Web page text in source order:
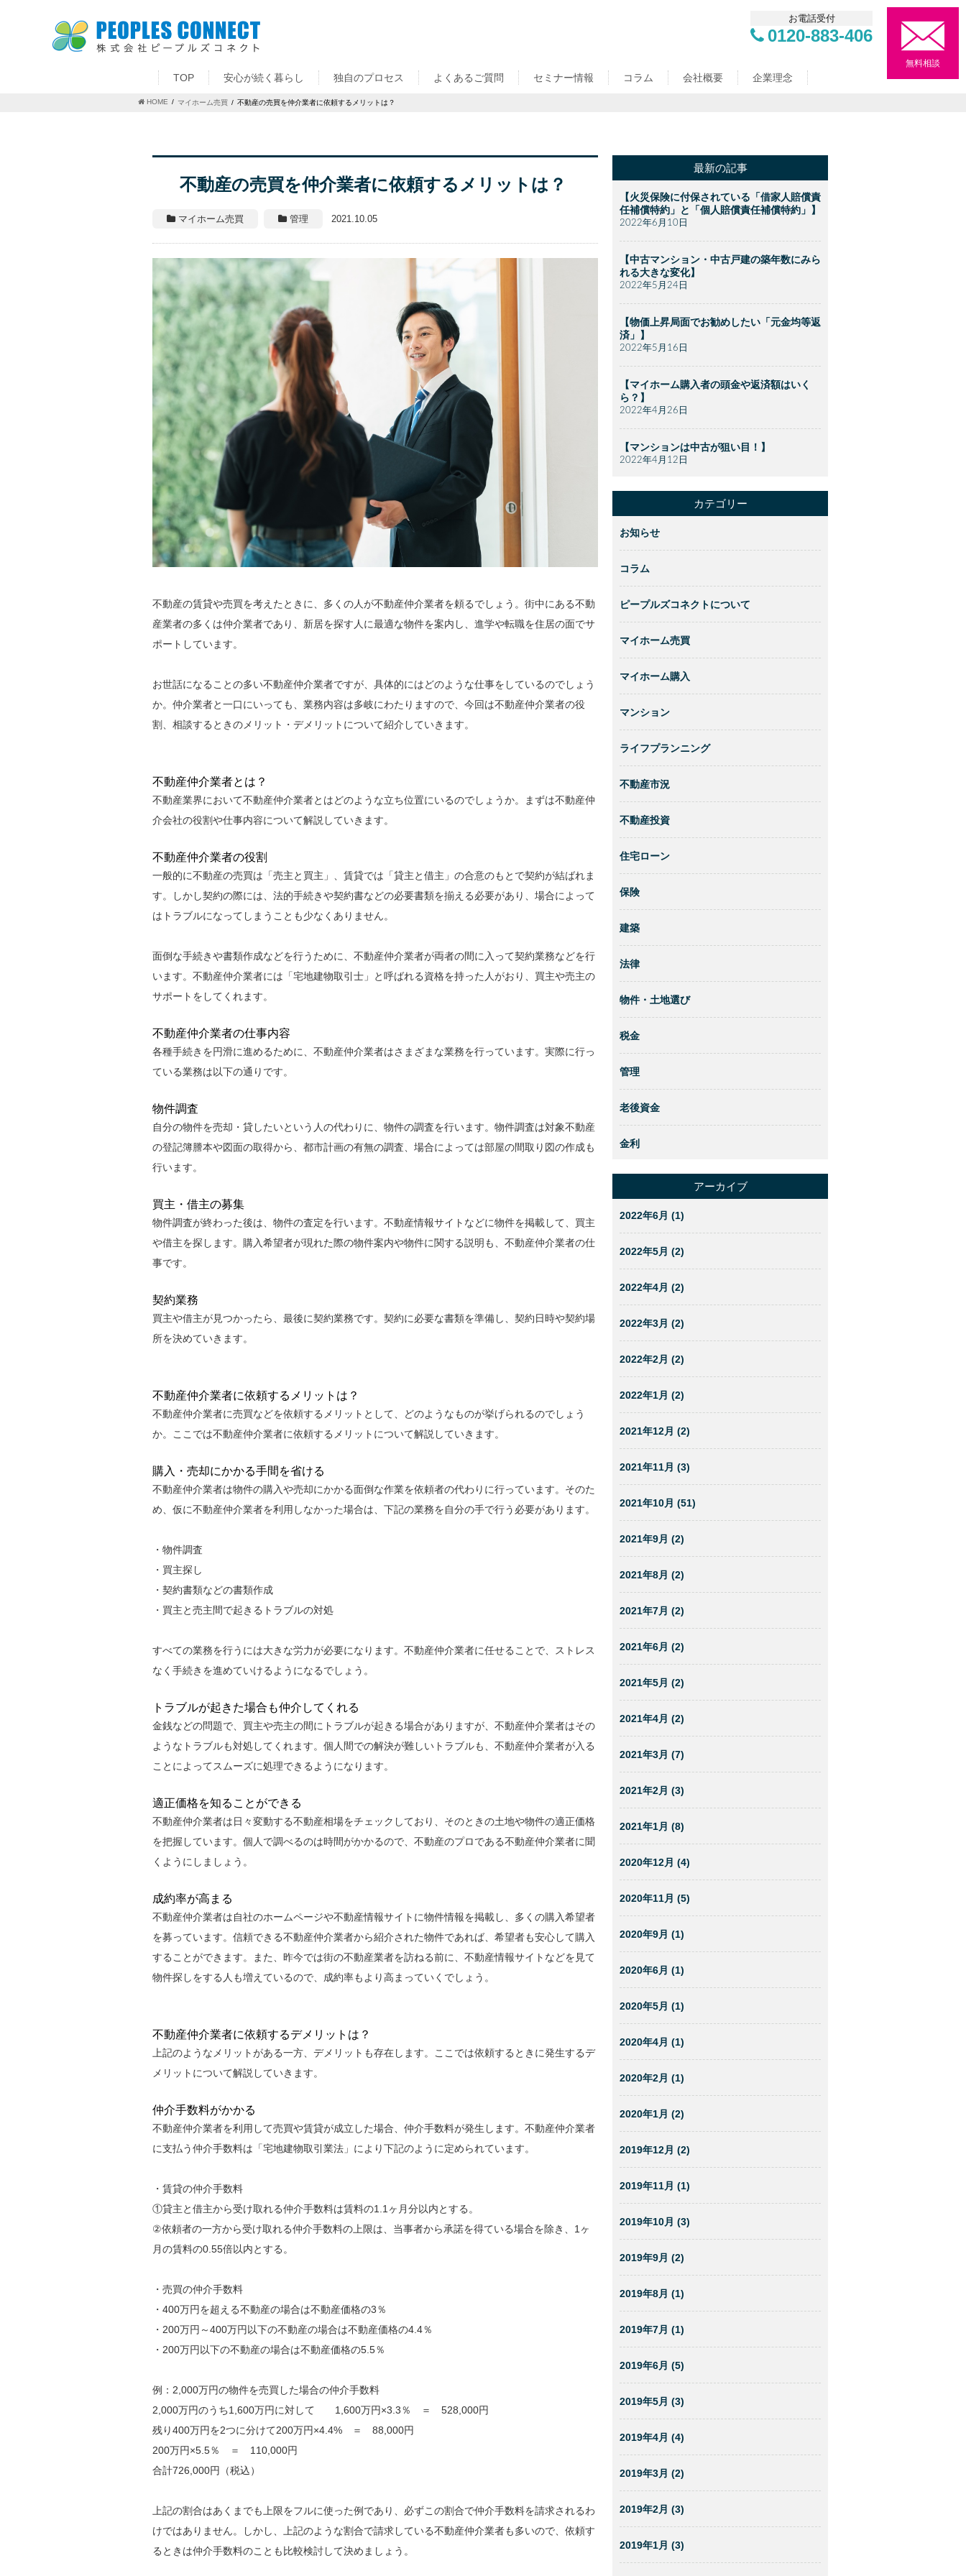
TOP 安心が続く暮らし 独自のプロセス よくあるご質問 セミナー情報 コラム 会社概要 企業理念
お電話受付
0120-883-406
無料相談
HOME マイホーム売買 不動産の売買を仲介業者に依頼するメリットは？
不動産の売買を仲介業者に依頼するメリットは？
マイホーム売買 管理 2021.10.05
不動産の賃貸や売買を考えたときに、多くの人が不動産仲介業者を頼るでしょう。街中にある不動
産業者の多くは仲介業者であり、新居を探す人に最適な物件を案内し、進学や転職を住居の面でサ
ポートしています。
お世話になることの多い不動産仲介業者ですが、具体的にはどのような仕事をしているのでしょう
か。仲介業者と一口にいっても、業務内容は多岐にわたりますので、今回は不動産仲介業者の役
割、相談するときのメリット・デメリットについて紹介していきます。
不動産仲介業者とは？
不動産業界において不動産仲介業者とはどのような立ち位置にいるのでしょうか。まずは不動産仲
介会社の役割や仕事内容について解説していきます。
不動産仲介業者の役割
一般的に不動産の売買は「売主と買主」、賃貸では「貸主と借主」の合意のもとで契約が結ばれま
す。しかし契約の際には、法的手続きや契約書などの必要書類を揃える必要があり、場合によって
はトラブルになってしまうことも少なくありません。
面倒な手続きや書類作成などを行うために、不動産仲介業者が両者の間に入って契約業務などを行
います。不動産仲介業者には「宅地建物取引士」と呼ばれる資格を持った人がおり、買主や売主の
サポートをしてくれます。
不動産仲介業者の仕事内容
各種手続きを円滑に進めるために、不動産仲介業者はさまざまな業務を行っています。実際に行っ
ている業務は以下の通りです。
物件調査
自分の物件を売却・貸したいという人の代わりに、物件の調査を行います。物件調査は対象不動産
の登記簿謄本や図面の取得から、都市計画の有無の調査、場合によっては部屋の間取り図の作成も
行います。
買主・借主の募集
物件調査が終わった後は、物件の査定を行います。不動産情報サイトなどに物件を掲載して、買主
や借主を探します。購入希望者が現れた際の物件案内や物件に関する説明も、不動産仲介業者の仕
事です。
契約業務
買主や借主が見つかったら、最後に契約業務です。契約に必要な書類を準備し、契約日時や契約場
所を決めていきます。
不動産仲介業者に依頼するメリットは？
不動産仲介業者に売買などを依頼するメリットとして、どのようなものが挙げられるのでしょう
か。ここでは不動産仲介業者に依頼するメリットについて解説していきます。
購入・売却にかかる手間を省ける
不動産仲介業者は物件の購入や売却にかかる面倒な作業を依頼者の代わりに行っています。そのた
め、仮に不動産仲介業者を利用しなかった場合は、下記の業務を自分の手で行う必要があります。
・物件調査
・買主探し
・契約書類などの書類作成
・買主と売主間で起きるトラブルの対処
すべての業務を行うには大きな労力が必要になります。不動産仲介業者に任せることで、ストレス
なく手続きを進めていけるようになるでしょう。
トラブルが起きた場合も仲介してくれる
金銭などの問題で、買主や売主の間にトラブルが起きる場合がありますが、不動産仲介業者はその
ようなトラブルも対処してくれます。個人間での解決が難しいトラブルも、不動産仲介業者が入る
ことによってスムーズに処理できるようになります。
適正価格を知ることができる
不動産仲介業者は日々変動する不動産相場をチェックしており、そのときの土地や物件の適正価格
を把握しています。個人で調べるのは時間がかかるので、不動産のプロである不動産仲介業者に聞
くようにしましょう。
成約率が高まる
不動産仲介業者は自社のホームページや不動産情報サイトに物件情報を掲載し、多くの購入希望者
を募っています。信頼できる不動産仲介業者から紹介された物件であれば、希望者も安心して購入
することができます。また、昨今では街の不動産業者を訪ねる前に、不動産情報サイトなどを見て
物件探しをする人も増えているので、成約率もより高まっていくでしょう。
不動産仲介業者に依頼するデメリットは？
上記のようなメリットがある一方、デメリットも存在します。ここでは依頼するときに発生するデ
メリットについて解説していきます。
仲介手数料がかかる
不動産仲介業者を利用して売買や賃貸が成立した場合、仲介手数料が発生します。不動産仲介業者
に支払う仲介手数料は「宅地建物取引業法」により下記のように定められています。
・賃貸の仲介手数料
①貸主と借主から受け取れる仲介手数料は賃料の1.1ヶ月分以内とする。
②依頼者の一方から受け取れる仲介手数料の上限は、当事者から承諾を得ている場合を除き、1ヶ
月の賃料の0.55倍以内とする。
・売買の仲介手数料
・400万円を超える不動産の場合は不動産価格の3％
・200万円～400万円以下の不動産の場合は不動産価格の4.4％
・200万円以下の不動産の場合は不動産価格の5.5％
例：2,000万円の物件を売買した場合の仲介手数料
2,000万円のうち1,600万円に対して 1,600万円×3.3％ ＝ 528,000円
残り400万円を2つに分けて200万円×4.4% ＝ 88,000円
200万円×5.5％ ＝ 110,000円
合計726,000円（税込）
上記の割合はあくまでも上限をフルに使った例であり、必ずこの割合で仲介手数料を請求されるわ
けではありません。しかし、上記のような割合で請求している不動産仲介業者も多いので、依頼す
るときは仲介手数料のことも比較検討して決めましょう。
最新の記事
【火災保険に付保されている「借家人賠償責
任補償特約」と「個人賠償責任補償特約」】
2022年6月10日
【中古マンション・中古戸建の築年数にみら
れる大きな変化】
2022年5月24日
【物価上昇局面でお勧めしたい「元金均等返
済」】
2022年5月16日
【マイホーム購入者の頭金や返済額はいく
ら？】
2022年4月26日
【マンションは中古が狙い目！】
2022年4月12日
カテゴリー
お知らせ
コラム
ピープルズコネクトについて
マイホーム売買
マイホーム購入
マンション
ライフプランニング
不動産市況
不動産投資
住宅ローン
保険
建築
法律
物件・土地選び
税金
管理
老後資金
金利
アーカイブ
2022年6月 (1)
2022年5月 (2)
2022年4月 (2)
2022年3月 (2)
2022年2月 (2)
2022年1月 (2)
2021年12月 (2)
2021年11月 (3)
2021年10月 (51)
2021年9月 (2)
2021年8月 (2)
2021年7月 (2)
2021年6月 (2)
2021年5月 (2)
2021年4月 (2)
2021年3月 (7)
2021年2月 (3)
2021年1月 (8)
2020年12月 (4)
2020年11月 (5)
2020年9月 (1)
2020年6月 (1)
2020年5月 (1)
2020年4月 (1)
2020年2月 (1)
2020年1月 (2)
2019年12月 (2)
2019年11月 (1)
2019年10月 (3)
2019年9月 (2)
2019年8月 (1)
2019年7月 (1)
2019年6月 (5)
2019年5月 (3)
2019年4月 (4)
2019年3月 (2)
2019年2月 (3)
2019年1月 (3)